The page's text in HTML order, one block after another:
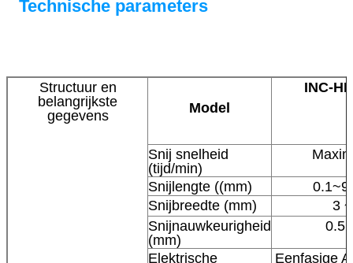
Technische parameters
Structuur en
belangrijkste
gegevens
Model
INC-
Snij snelheid
(tijd/min)
Snijlengte ((mm)
Snijbreedte (mm)
3
Snijnauwkeurigheid
(mm)
0.5
Elektrische
Eenfasige